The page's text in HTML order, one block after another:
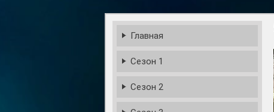
Главная
Сезон 1
Сезон 2